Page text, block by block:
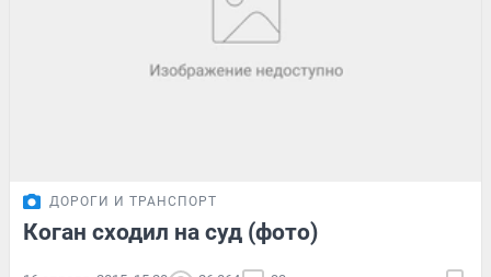
ДОРОГИ И ТРАНСПОРТ
Коган сходил на суд (фото)